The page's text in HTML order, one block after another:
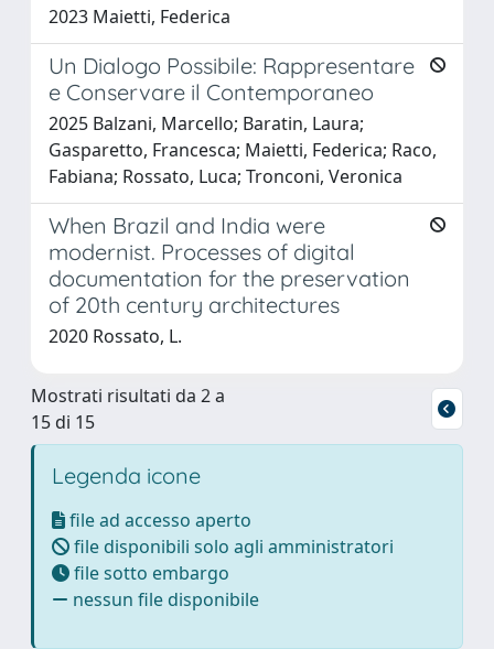
2023 Maietti, Federica
Un Dialogo Possibile: Rappresentare
e Conservare il Contemporaneo
2025 Balzani, Marcello; Baratin, Laura;
Gasparetto, Francesca; Maietti, Federica; Raco,
Fabiana; Rossato, Luca; Tronconi, Veronica
When Brazil and India were
modernist. Processes of digital
documentation for the preservation
of 20th century architectures
2020 Rossato, L.
Mostrati risultati da 2 a
15 di 15
Legenda icone
file ad accesso aperto
file disponibili solo agli amministratori
file sotto embargo
nessun file disponibile